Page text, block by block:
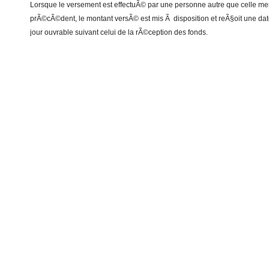
Lorsque le versement est effectuÃ© par une personne autre que celle
prÃ©cÃ©dent, le montant versÃ© est mis Ã disposition et reÃ§oit une
jour ouvrable suivant celui de la rÃ©ception des fonds.